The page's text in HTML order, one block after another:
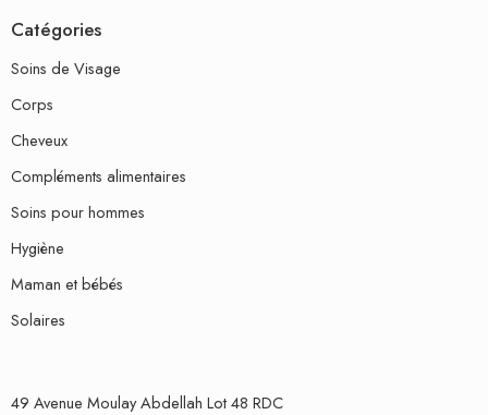
Catégories
Soins de Visage
Corps
Cheveux
Compléments alimentaires
Soins pour hommes
Hygiène
Maman et bébés
Solaires
49 Avenue Moulay Abdellah Lot 48 RDC